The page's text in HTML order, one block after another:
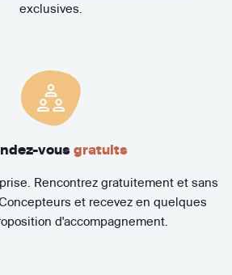
exclusives.
vous gratuits
Rencontrez gratuitement et sans
et recevez en quelques
d'accompagnement.